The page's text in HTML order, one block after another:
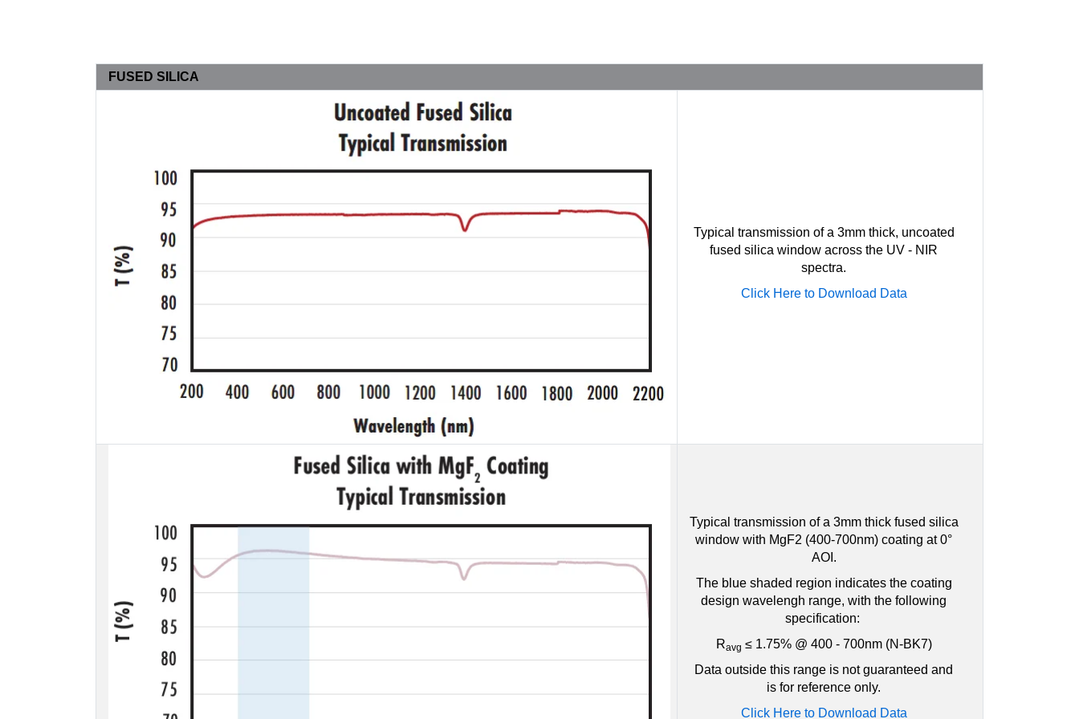
FUSED SILICA
Typical transmission of a 3mm thick, uncoated
fused silica window across the UV - NIR
spectra.
Click Here to Download Data
Typical transmission of a 3mm thick fused silica
window with MgF2 (400-700nm) coating at 0°
AOI.
The blue shaded region indicates the coating
design wavelengh range, with the following
specification:
Ravg ≤ 1.75% @ 400 - 700nm (N-BK7)
Data outside this range is not guaranteed and
is for reference only.
Click Here to Download Data